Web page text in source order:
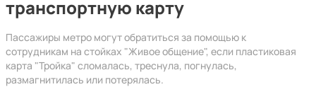
транспортную карту
Пассажиры метро могут обратиться за помощью к
сотрудникам на стойках "Живое общение", если пластиковая
карта "Тройка" сломалась, треснула, погнулась,
размагнитилась или потерялась.